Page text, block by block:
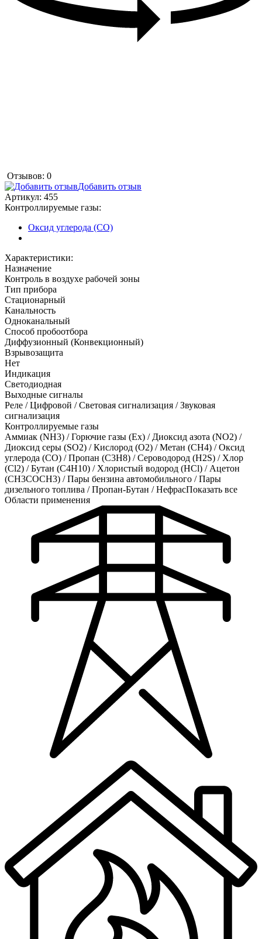
Отзывов: 0
Добавить отзыв
Артикул: 455
Контроллируемые газы:
Оксид углерода (CO)
Характеристики:
Назначение
Контроль в воздухе рабочей зоны
Тип прибора
Стационарный
Канальность
Одноканальный
Способ пробоотбора
Диффузионный (Конвекционный)
Взрывозащита
Нет
Индикация
Светодиодная
Выходные сигналы
Реле / Цифровой / Световая сигнализация / Звуковая
сигнализация
Контроллируемые газы
Аммиак (NH3) /Горючие газы (Ex) / Диоксид азота (NO2) /
Диоксид серы (SO2) /Кислород (O2) /Метан (CH4) /Оксид
углерода (CO) /Пропан (C3H8) /Сероводород (H2S) / Хлор
(Cl2) /Бутан (C4H10) / Хлористый водород (HCl) / Ацетон
(CH3COCH3) /Пары бензина автомобильного /Пары
дизельного топлива /Пропан-Бутан /НефрасПоказать все
Области применения